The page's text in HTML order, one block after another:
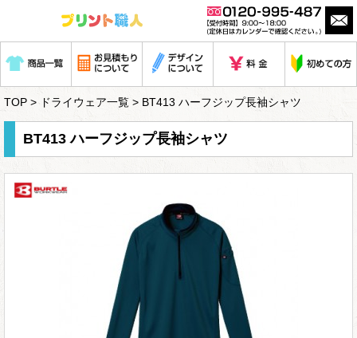
TOP > ドライウェア一覧 > BT413 ハーフジップ長袖シャツ
BT413 ハーフジップ長袖シャツ